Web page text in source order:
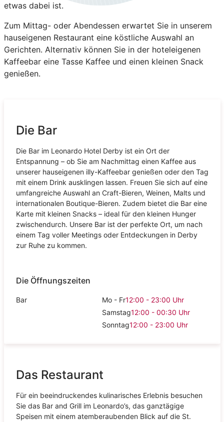
etwas dabei ist.
Zum Mittag- oder Abendessen erwartet Sie in unserem
hauseigenen Restaurant eine köstliche Auswahl an
Gerichten. Alternativ können Sie in der hoteleigenen
Kaffeebar eine Tasse Kaffee und einen kleinen Snack
genießen.
Die Bar
Die Bar im Leonardo Hotel Derby ist ein Ort der
Entspannung – ob Sie am Nachmittag einen Kaffee aus
unserer hauseigenen illy-Kaffeebar genießen oder den Tag
mit einem Drink ausklingen lassen. Freuen Sie sich auf eine
umfangreiche Auswahl an Craft-Bieren, Weinen, Malts und
internationalen Boutique-Bieren. Zudem bietet die Bar eine
Karte mit kleinen Snacks – ideal für den kleinen Hunger
zwischendurch. Unsere Bar ist der perfekte Ort, um nach
einem Tag voller Meetings oder Entdeckungen in Derby
zur Ruhe zu kommen.
Die Öffnungszeiten
Bar Mo - Fr12:00 - 23:00 Uhr
Samstag12:00 - 00:30 Uhr
Sonntag12:00 - 23:00 Uhr
Das Restaurant
Für ein beeindruckendes kulinarisches Erlebnis besuchen
Sie das Bar and Grill im Leonardo’s, das ganztägige
Speisen mit einem atemberaubenden Blick auf die St.